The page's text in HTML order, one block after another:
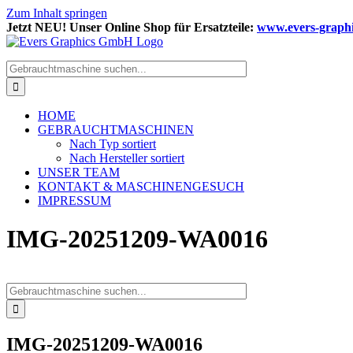
Zum Inhalt springen
Jetzt NEU! Unser Online Shop für Ersatzteile: www.evers-
HOME
GEBRAUCHTMASCHINEN
Nach Typ sortiert
Nach Hersteller sortiert
UNSER TEAM
KONTAKT & MASCHINENGESUCH
IMPRESSUM
IMG-20251209-WA0016
IMG-20251209-WA0016